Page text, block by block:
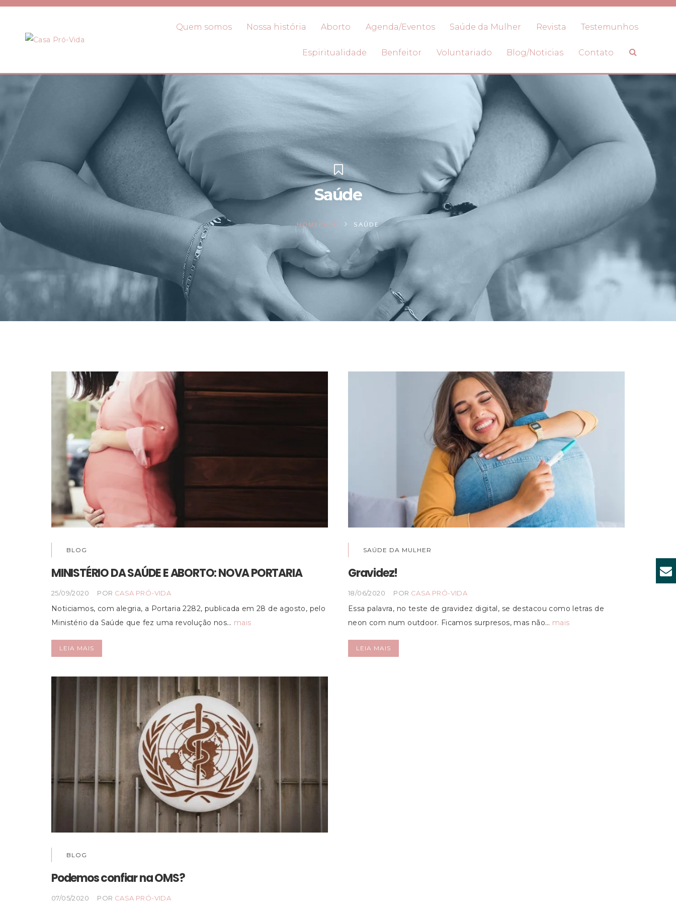
Quem somos Nossa história Aborto Agenda/Eventos Saúde da Mulher Revista Testemunhos
Espiritualidade Benfeitor Voluntariado Blog/Noticias Contato
Saúde
HOMEPAGE SAÚDE
BLOG
MINISTÉRIO DA SAÚDE E ABORTO: NOVA PORTARIA
25/09/2020 POR CASA PRÓ-VIDA
Noticiamos, com alegria, a Portaria 2282, publicada em 28 de agosto, pelo
Ministério da Saúde que fez uma revolução nos… mais
LEIA MAIS
SAÚDE DA MULHER
Gravidez!
18/06/2020 POR CASA PRÓ-VIDA
Essa palavra, no teste de gravidez digital, se destacou como letras de
neon com num outdoor. Ficamos surpresos, mas não… mais
LEIA MAIS
BLOG
Podemos confiar na OMS?
07/05/2020 POR CASA PRÓ-VIDA